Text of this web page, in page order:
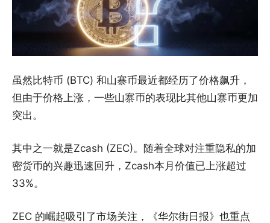
虽然比特币 (BTC) 和山寨币最近都经历了价格飙升，
但由于价格上涨，一些山寨币的表现比其他山寨币更加
突出。
其中之一就是Zcash (ZEC)。随着全球对注重隐私的加
密货币的兴趣迅速回升，Zcash本月价值已上涨超过
33%。
ZEC 的崛起吸引了市场关注，《华尔街日报》也重点